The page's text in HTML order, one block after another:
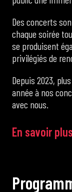
Des concerts
chaque soirée
se produisent
privilégiés de
Depuis 2023,
année à nos
avec nous.
En savoir
Program